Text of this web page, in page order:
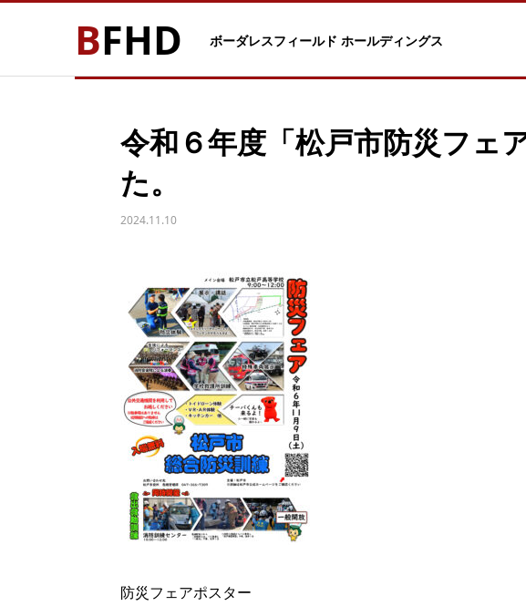
BFHD ボーダレスフィールド ホールディングス
令和６年度「松戸市防災フェ
た。
2024.11.10
防災フェアポスター